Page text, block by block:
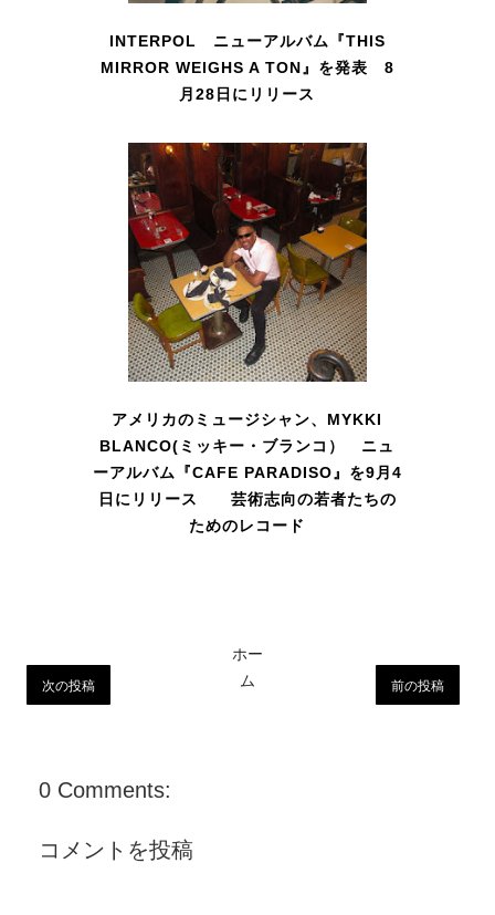
INTERPOL ニューアルバム『THIS
MIRROR WEIGHS A TON』を発表 8
月28日にリリース
アメリカのミュージシャン、MYKKI
BLANCO(ミッキー・ブランコ） ニュ
ーアルバム『CAFE PARADISO』を9月4
日にリリース 芸術志向の若者たちの
ためのレコード
次の投稿 前の投稿
ホー
ム
0 Comments:
コメントを投稿